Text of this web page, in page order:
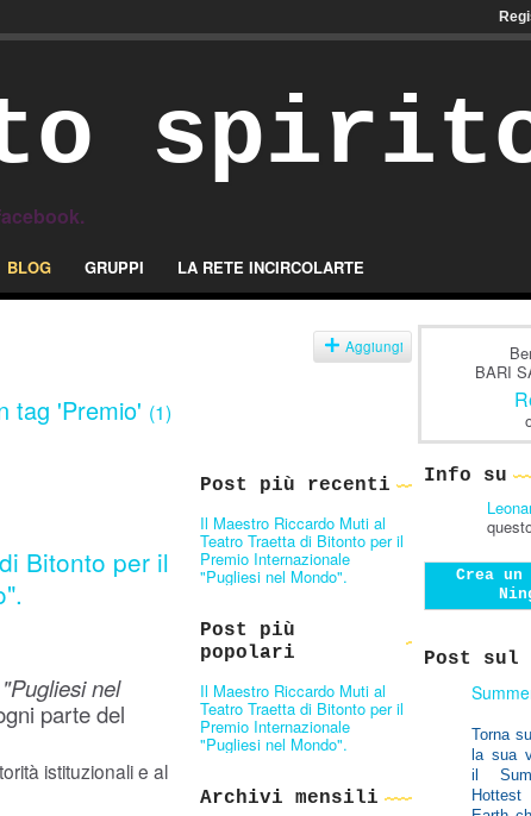
BLOG GRUPPI LA RETE INCIRCOLARTE
Aggiungi
tag 'Premio' (1)
Bitonto per il
nel
parte del
istituzionali e al
Post più recenti
Il Maestro Riccardo Muti al
Teatro Traetta di Bitonto per il
Premio Internazionale
"Pugliesi nel Mondo".
Post più
popolari
Il Maestro Riccardo Muti al
Teatro Traetta di Bitonto per il
Premio Internazionale
"Pugliesi nel Mondo".
Archivi mensili
BARI
Info su
Crea un
Post sul
Torna
la sua
il